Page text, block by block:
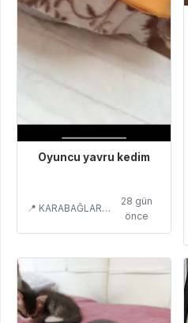
Oyuncu yavru kedim
📍 KARABAĞLAR/İZMİR
28 gün
önce